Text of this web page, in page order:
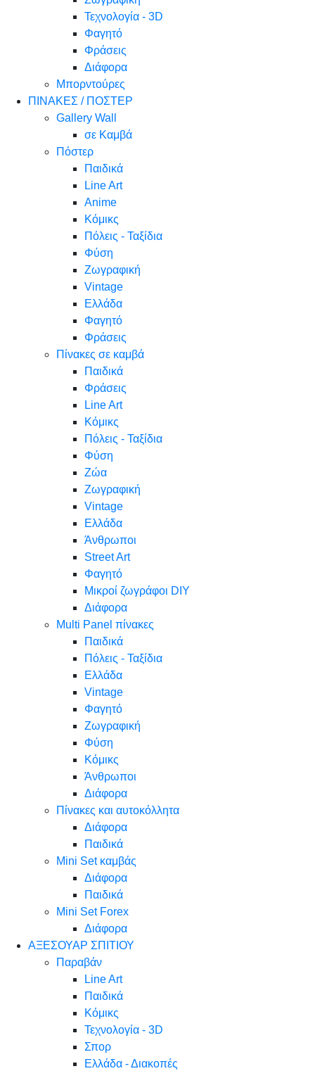
Τεχνολογία - 3D
Φαγητό
Φράσεις
Διάφορα
Μπορντούρες
ΠΙΝΑΚΕΣ / ΠΟΣΤΕΡ
Gallery Wall
σε Καμβά
Πόστερ
Παιδικά
Line Art
Anime
Κόμικς
Πόλεις - Ταξίδια
Φύση
Ζωγραφική
Vintage
Ελλάδα
Φαγητό
Φράσεις
Πίνακες σε καμβά
Παιδικά
Φράσεις
Line Art
Κόμικς
Πόλεις - Ταξίδια
Φύση
Ζώα
Ζωγραφική
Vintage
Ελλάδα
Άνθρωποι
Street Art
Φαγητό
Μικροί ζωγράφοι DIY
Διάφορα
Multi Panel πίνακες
Παιδικά
Πόλεις - Ταξίδια
Ελλάδα
Vintage
Φαγητό
Ζωγραφική
Φύση
Κόμικς
Άνθρωποι
Διάφορα
Πίνακες και αυτοκόλλητα
Διάφορα
Παιδικά
Mini Set καμβάς
Διάφορα
Παιδικά
Mini Set Forex
Διάφορα
ΑΞΕΣΟΥΑΡ ΣΠΙΤΙΟΥ
Παραβάν
Line Art
Παιδικά
Κόμικς
Τεχνολογία - 3D
Σπορ
Ελλάδα - Διακοπές